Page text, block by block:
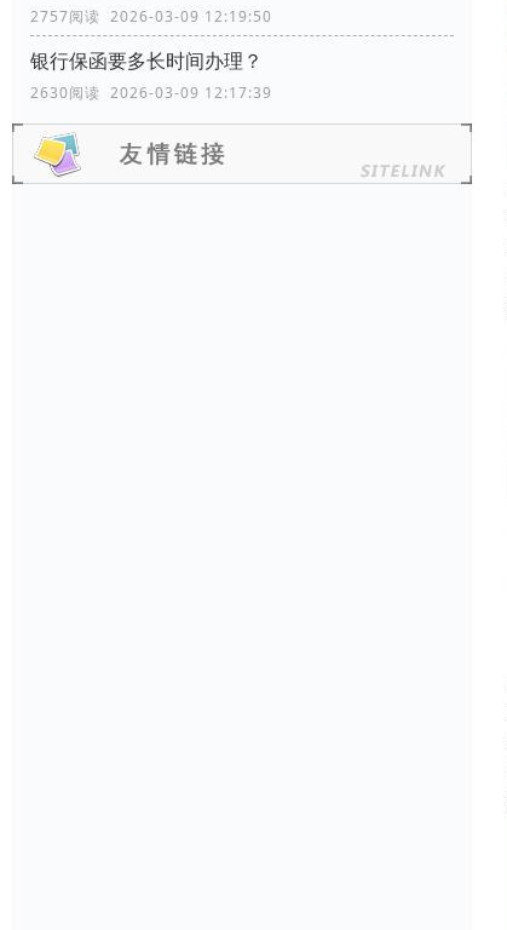
2757阅读 2026-03-09 12:19:50
银行保函要多长时间办理？
2630阅读 2026-03-09 12:17:39